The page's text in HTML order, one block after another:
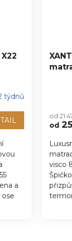
týdnů
a
je
z
5
od 21
od
visco